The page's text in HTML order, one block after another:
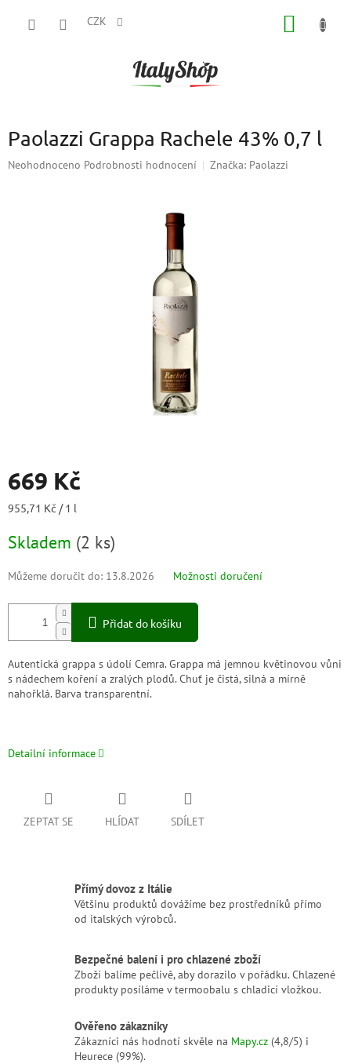
CZK
Paolazzi Grappa Rachele 43% 0,7 l
Průměrné
Neohodnoceno Podrobnosti hodnocení Značka: Paolazzi
669 Kč
Měrná
955,71 Kč / 1 l
Skladem (2 ks)
Můžeme doručit do: 13.8.2026 Možnosti doručení
Přidat do košíku
Autentická grappa s údolí Cemra. Grappa má jemnou květinovou vůni
s nádechem koření a zralých plodů. Chuť je čistá, silná a mírně
nahořklá. Barva transparentní.
Detailní informace
ZEPTAT SE HLÍDAT SDÍLET
Přímý dovoz z Itálie
Většinu produktů dovážíme bez prostředníků přímo
od italských výrobců.
Bezpečné balení i pro chlazené zboží
Zboží balíme pečlivě, aby dorazilo v pořádku. Chlazené
produkty posíláme v termoobalu s chladicí vložkou.
Ověřeno zákazníky
Zákazníci nás hodnotí skvěle na Mapy.cz (4,8/5) i
Heurece (99%).